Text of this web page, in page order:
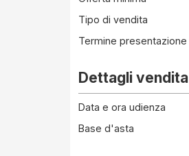
Tipo di vendita
Termine presentazione
Dettagli vendita
Data e ora udienza
Base d'asta